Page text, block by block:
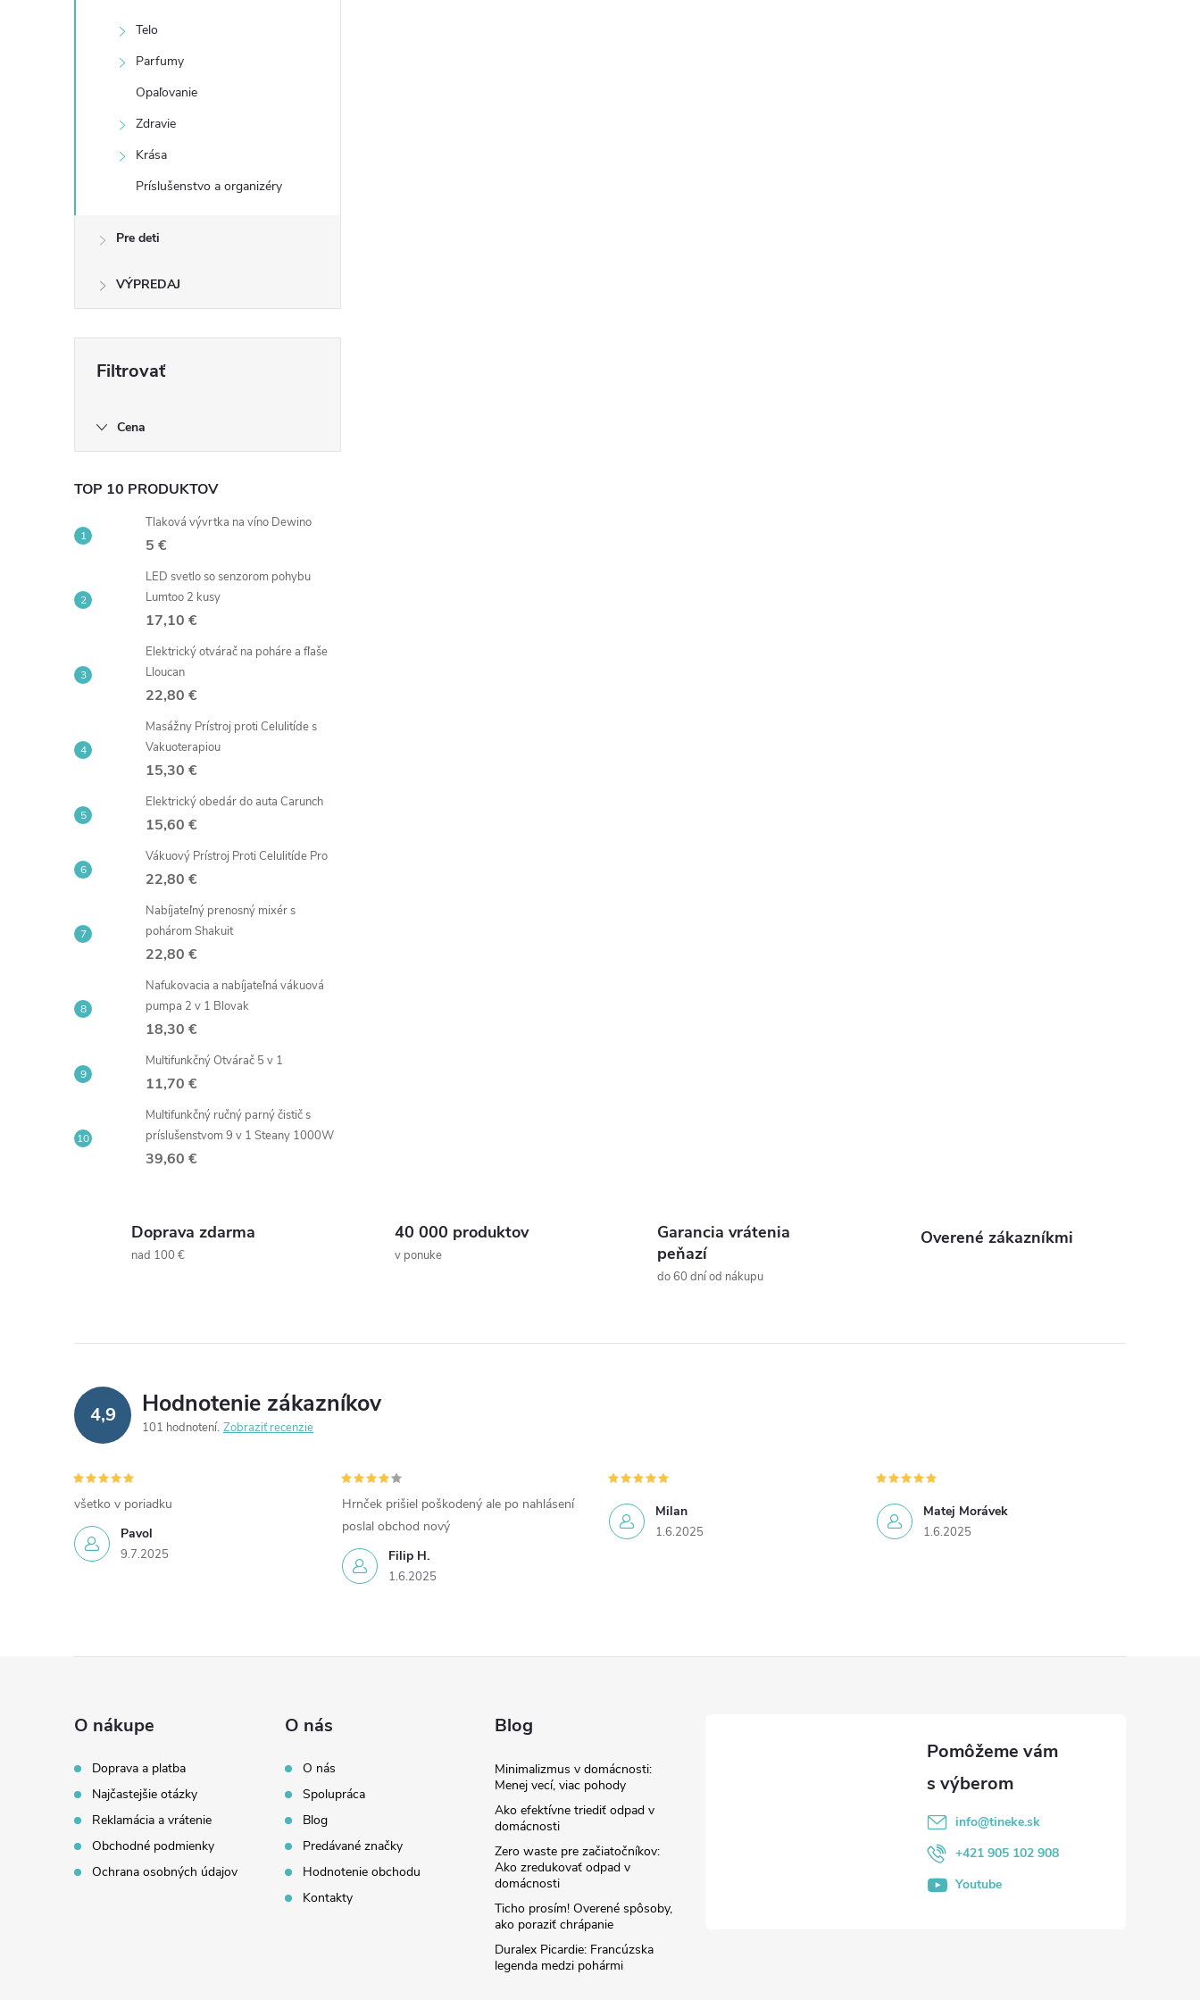
Telo
Parfumy
Opaľovanie
Zdravie
Krása
Príslušenstvo a organizéry
Pre deti
VÝPREDAJ
Cena
TOP 10 PRODUKTOV
Tlaková vývrtka na víno Dewino
5 €
LED svetlo so senzorom pohybu
Lumtoo 2 kusy
17,10 €
Elektrický otvárač na poháre a fľaše
Lloucan
22,80 €
Masážny Prístroj proti Celulitíde s
Vakuoterapiou
15,30 €
Elektrický obedár do auta Carunch
15,60 €
Vákuový Prístroj Proti Celulitíde Pro
22,80 €
Nabíjateľný prenosný mixér s
pohárom Shakuit
22,80 €
Nafukovacia a nabíjateľná vákuová
pumpa 2 v 1 Blovak
18,30 €
Multifunkčný Otvárač 5 v 1
11,70 €
Multifunkčný ručný parný čistič s
príslušenstvom 9 v 1 Steany 1000W
39,60 €
Doprava zdarma
nad 100 €
40 000 produktov
v ponuke
Garancia vrátenia
peňazí
do 60 dní od nákupu
Overené zákazníkmi
4,9 Hodnotenie zákazníkov
101 hodnotení Zobraziť recenzie
Pavol
9.7.2025
všetko v poriadku
Filip H.
1.6.2025
Hrnček prišiel poškodený ale po nahlásení
poslal obchod nový
Milan
1.6.2025
Matej Morávek
1.6.2025
O nákupe
Doprava a platba
Najčastejšie otázky
Reklamácia a vrátenie
Obchodné podmienky
Ochrana osobných údajov
O nás
O nás
Spolupráca
Blog
Predávané značky
Hodnotenie obchodu
Kontakty
Blog
Minimalizmus v domácnosti:
Menej vecí, viac pohody
Ako efektívne triediť odpad v
domácnosti
Zero waste pre začiatočníkov:
Ako zredukovať odpad v
domácnosti
Ticho prosím! Overené spôsoby,
ako poraziť chrápanie
Duralex Picardie: Francúzska
legenda medzi pohármi
info@tineke.sk
+421 905 102 908
Youtube